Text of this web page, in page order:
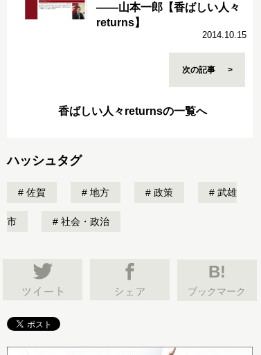
――山本一郎【香ばしい人々
returns】
2014.10.15
次の記事
香ばしい人々returnsの一覧へ
ハッシュタグ
佐賀 地方 政策 武雄
市 社会・政治
B!
ブックマーク